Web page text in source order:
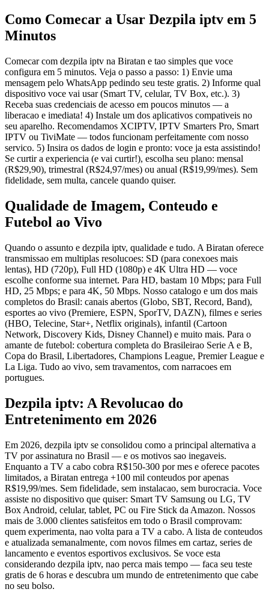
Como Comecar a Usar Dezpila iptv em 5
Minutos
Comecar com dezpila iptv na Biratan e tao simples que voce
configura em 5 minutos. Veja o passo a passo: 1) Envie uma
mensagem pelo WhatsApp pedindo seu teste gratis. 2) Informe qual
dispositivo voce vai usar (Smart TV, celular, TV Box, etc.). 3)
Receba suas credenciais de acesso em poucos minutos — a
liberacao e imediata! 4) Instale um dos aplicativos compativeis no
seu aparelho. Recomendamos XCIPTV, IPTV Smarters Pro, Smart
IPTV ou TiviMate — todos funcionam perfeitamente com nosso
servico. 5) Insira os dados de login e pronto: voce ja esta assistindo!
Se curtir a experiencia (e vai curtir!), escolha seu plano: mensal
(R$29,90), trimestral (R$24,97/mes) ou anual (R$19,99/mes). Sem
fidelidade, sem multa, cancele quando quiser.
Qualidade de Imagem, Conteudo e
Futebol ao Vivo
Quando o assunto e dezpila iptv, qualidade e tudo. A Biratan oferece
transmissao em multiplas resolucoes: SD (para conexoes mais
lentas), HD (720p), Full HD (1080p) e 4K Ultra HD — voce
escolhe conforme sua internet. Para HD, bastam 10 Mbps; para Full
HD, 25 Mbps; e para 4K, 50 Mbps. Nosso catalogo e um dos mais
completos do Brasil: canais abertos (Globo, SBT, Record, Band),
esportes ao vivo (Premiere, ESPN, SporTV, DAZN), filmes e series
(HBO, Telecine, Star+, Netflix originals), infantil (Cartoon
Network, Discovery Kids, Disney Channel) e muito mais. Para o
amante de futebol: cobertura completa do Brasileirao Serie A e B,
Copa do Brasil, Libertadores, Champions League, Premier League e
La Liga. Tudo ao vivo, sem travamentos, com narracoes em
portugues.
Dezpila iptv: A Revolucao do
Entretenimento em 2026
Em 2026, dezpila iptv se consolidou como a principal alternativa a
TV por assinatura no Brasil — e os motivos sao inegaveis.
Enquanto a TV a cabo cobra R$150-300 por mes e oferece pacotes
limitados, a Biratan entrega +100 mil conteudos por apenas
R$19,99/mes. Sem fidelidade, sem instalacao, sem burocracia. Voce
assiste no dispositivo que quiser: Smart TV Samsung ou LG, TV
Box Android, celular, tablet, PC ou Fire Stick da Amazon. Nossos
mais de 3.000 clientes satisfeitos em todo o Brasil comprovam:
quem experimenta, nao volta para a TV a cabo. A lista de conteudos
e atualizada semanalmente, com novos filmes em cartaz, series de
lancamento e eventos esportivos exclusivos. Se voce esta
considerando dezpila iptv, nao perca mais tempo — faca seu teste
gratis de 6 horas e descubra um mundo de entretenimento que cabe
no seu bolso.